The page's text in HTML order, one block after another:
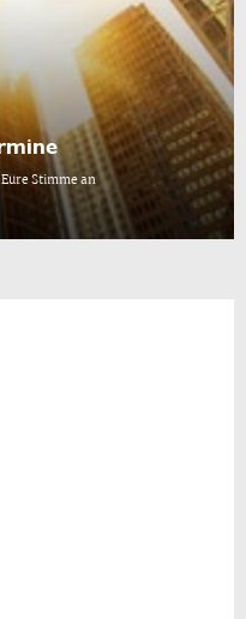
Stimme an